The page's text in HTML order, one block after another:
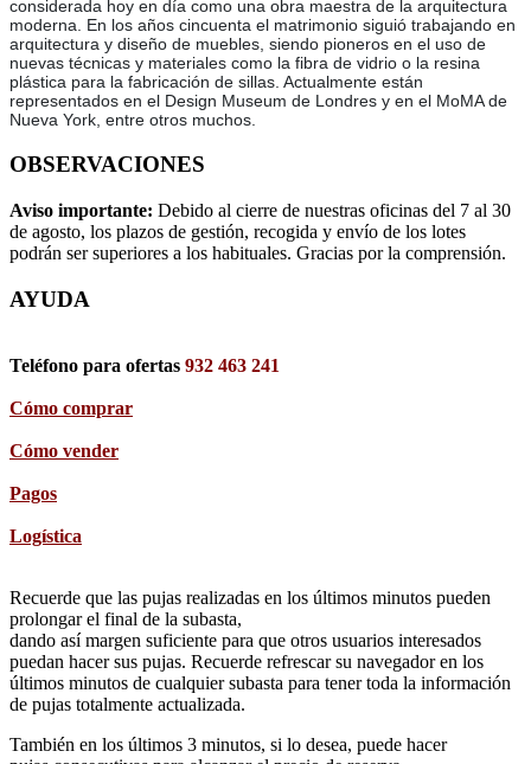
considerada hoy en día como una obra maestra de la arquitectura
moderna. En los años cincuenta el matrimonio siguió trabajando en
arquitectura y diseño de muebles, siendo pioneros en el uso de
nuevas técnicas y materiales como la fibra de vidrio o la resina
plástica para la fabricación de sillas. Actualmente están
representados en el Design Museum de Londres y en el MoMA de
Nueva York, entre otros muchos.
OBSERVACIONES
Aviso importante: Debido al cierre de nuestras oficinas del 7 al 30
de agosto, los plazos de gestión, recogida y envío de los lotes
podrán ser superiores a los habituales. Gracias por la comprensión.
AYUDA
Teléfono para ofertas 932 463 241
Cómo comprar
Cómo vender
Pagos
Logística
Recuerde que las pujas realizadas en los últimos minutos pueden
prolongar el final de la subasta,
dando así margen suficiente para que otros usuarios interesados
puedan hacer sus pujas. Recuerde refrescar su navegador en los
últimos minutos de cualquier subasta para tener toda la información
de pujas totalmente actualizada.
También en los últimos 3 minutos, si lo desea, puede hacer